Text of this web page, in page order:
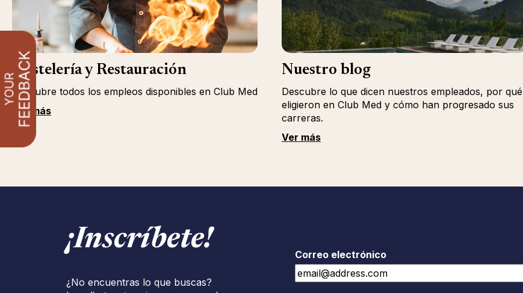
Hostelería y Restauración
Descubre todos los empleos disponibles en Club Med
Ver más
Nuestro blog
Descubre lo que dicen nuestros empleados, por qué
eligieron en Club Med y cómo han progresado sus
carreras.
Ver más
¡Inscríbete!
¿No encuentras lo que buscas?
Correo electrónico